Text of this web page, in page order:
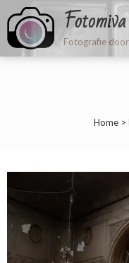
Fotomiva
Fotografie
Home >